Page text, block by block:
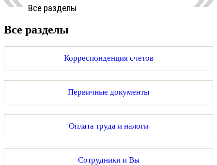
Все разделы
Все разделы
Корреспонденция счетов
Первичные документы
Оплата труда и налоги
Сотрудники и Вы